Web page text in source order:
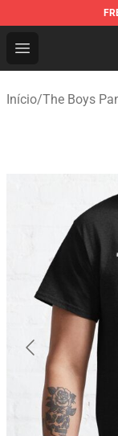
Open menu
The Boys
Início/The Boys